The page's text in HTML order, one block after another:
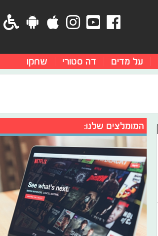
על מדים דה סטורי שחקו
המומלצים שלנו: